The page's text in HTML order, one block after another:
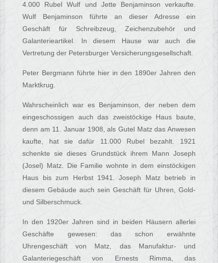
4.000 Rubel Wulf und Jette Benjaminson verkaufte.
Wulf Benjaminson führte an dieser Adresse ein
Geschäft für Schreibzeug, Zeichenzubehör und
Galanterieartikel. In diesem Hause war auch die
Vertretung der Petersburger Versicherungsgesellschaft.
Peter Bergmann führte hier in den 1890er Jahren den
Marktkrug.
Wahrscheinlich war es Benjaminson, der neben dem
eingeschossigen auch das zweistöckige Haus baute,
denn am 11. Januar 1908, als Gutel Matz das Anwesen
kaufte, hat sie dafür 11.000 Rubel bezahlt. 1921
schenkte sie dieses Grundstück ihrem Mann Joseph
(Josel) Matz. Die Familie wohnte in dem einstöckigen
Haus bis zum Herbst 1941. Joseph Matz betrieb in
diesem Gebäude auch sein Geschäft für Uhren, Gold-
und Silberschmuck.
In den 1920er Jahren sind in beiden Häusern allerlei
Geschäfte gewesen: das schon erwähnte
Uhrengeschäft von Matz, das Manufaktur- und
Galanteriegeschäft von Ernests Rimma, das